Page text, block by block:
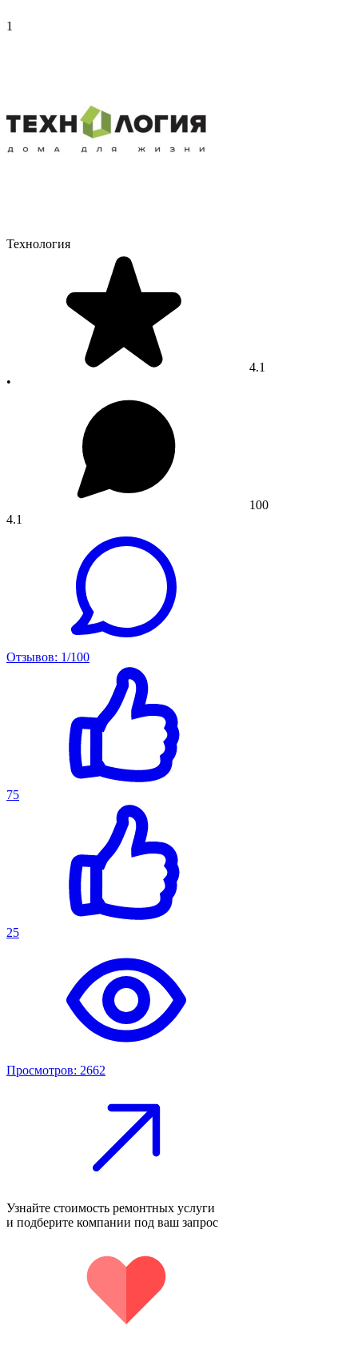
1
Технология
4.1
•
100
4.1
Отзывов: 1/100
75
25
Просмотров: 2662
Узнайте стоимость ремонтных услуги
и подберите компании под ваш запрос